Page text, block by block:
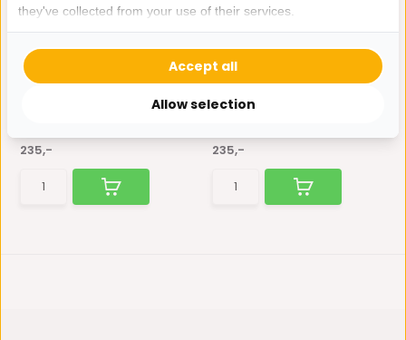
Eetkamerstoel Arona -
Zwart - Zwart
Kies je voor stijlvol en
comfortabel? Dan ben je...
235,-
Eetkamerstoel Arona -
Taupe / Zwart
Kies je voor stijlvol en
comfortabel? Dan ben je...
235,-
they've collected from your use of their services.
Allow selection
Accept all